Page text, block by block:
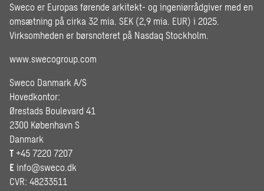
Sweco er Europas førende arkitekt- og ingeniørrådgiver med en
omsætning på cirka 32 mia. SEK (2,9 mia. EUR) i 2025.
Virksomheden er børsnoteret på Nasdaq Stockholm.
www.swecogroup.com
Sweco Danmark A/S
Hovedkontor:
Ørestads Boulevard 41
2300 København S
Danmark
T +45 7220 7207
E info@sweco.dk
CVR: 48233511